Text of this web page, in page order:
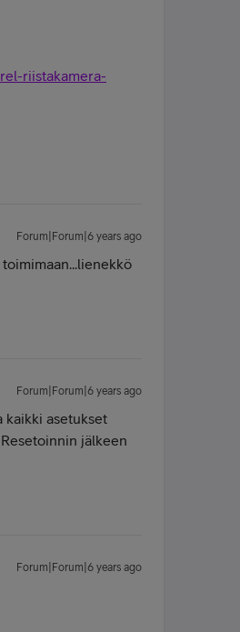
riistakamera-
Forum|Forum|6 years ago
Forum|Forum|6 years ago
kaikki asetukset
jälkeen
Forum|Forum|6 years ago